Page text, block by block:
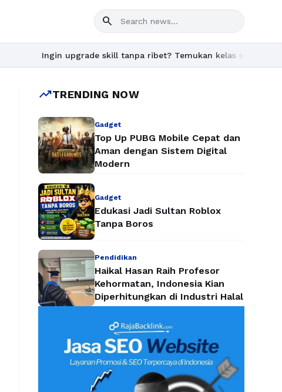
search
Ingin upgrade skill tanpa ribet? Temukan kelas seru dan materi
trending_upTRENDING NOW
Gadget
Top Up PUBG Mobile Cepat dan
Aman dengan Sistem Digital
Modern
Gadget
Edukasi Jadi Sultan Roblox
Tanpa Boros
Pendidikan
Haikal Hasan Raih Profesor
Kehormatan, Indonesia Kian
Diperhitungkan di Industri Halal